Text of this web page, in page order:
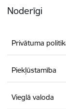
Noderīgi
Privātuma
Piekļūstamība
Vieglā valoda